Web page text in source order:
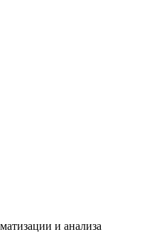
и анализа